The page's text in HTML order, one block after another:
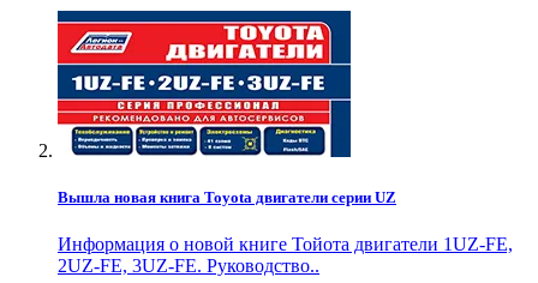
Вышла новая книга Toyota двигатели серии UZ
Информация о новой книге Тойота двигатели 1UZ-FE,
2UZ-FE, 3UZ-FE. Руководство..